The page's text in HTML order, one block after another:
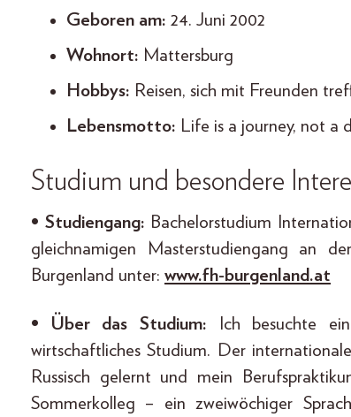
Geboren am: 24. Juni 2002
Wohnort: Mattersburg
Hobbys: Reisen, sich mit Freunden
Lebensmotto: Life is a journey, not a
Studium und besondere
• Studiengang: Bachelorstudium
gleichnamigen Masterstudiengang an
Burgenland unter: www.fh-burgenland.at
• Über das Studium: Ich besuchte
wirtschaftliches Studium. Der
Russisch gelernt und mein
Sommerkolleg – ein zweiwöchiger